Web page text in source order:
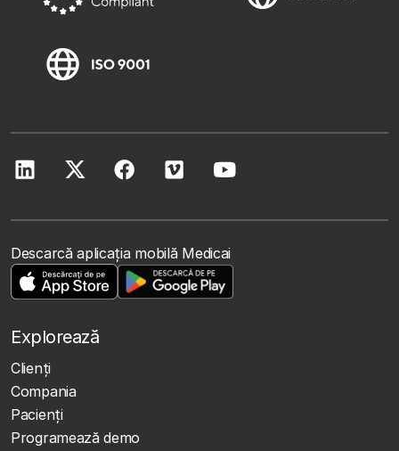
Descarcă aplicația mobilă Medicai
Explorează
Clienţi
Compania
Pacienți
Programează demo